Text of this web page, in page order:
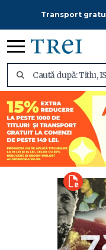
Transport